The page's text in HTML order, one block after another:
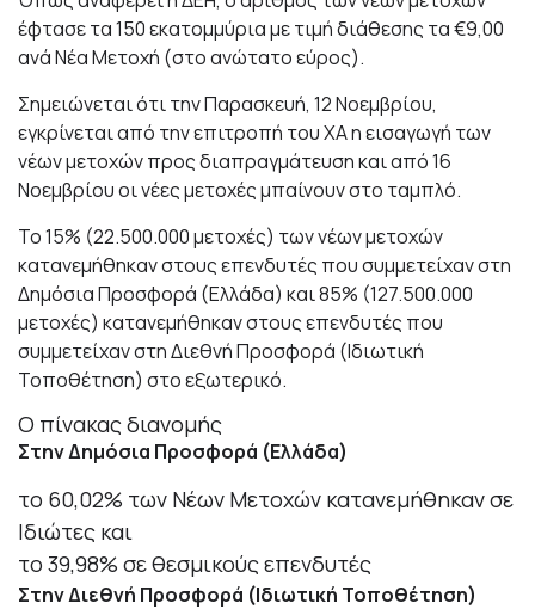
έφτασε τα 150 εκατομμύρια με τιμή διάθεσης τα €9,00
ανά Νέα Μετοχή (στο ανώτατο εύρος).
Σημειώνεται ότι την Παρασκευή, 12 Νοεμβρίου,
εγκρίνεται από την επιτροπή του ΧΑ η εισαγωγή των
νέων μετοχών προς διαπραγμάτευση και από 16
Νοεμβρίου οι νέες μετοχές μπαίνουν στο ταμπλό.
Το 15% (22.500.000 μετοχές) των νέων μετοχών
κατανεμήθηκαν στους επενδυτές που συμμετείχαν στη
Δημόσια Προσφορά (Ελλάδα) και 85% (127.500.000
μετοχές) κατανεμήθηκαν στους επενδυτές που
συμμετείχαν στη Διεθνή Προσφορά (Ιδιωτική
Τοποθέτηση) στο εξωτερικό.
Ο πίνακας διανομής
Στην Δημόσια Προσφορά (Ελλάδα)
το 60,02% των Νέων Μετοχών κατανεμήθηκαν σε
Ιδιώτες και
το 39,98% σε θεσμικούς επενδυτές
Στην Διεθνή Προσφορά (Ιδιωτική Τοποθέτηση)